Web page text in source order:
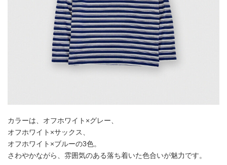
カラーは、オフホワイト×グレー、
オフホワイト×サックス、
オフホワイト×ブルーの3色。
さわやかながら、雰囲気のある落ち着いた色合いが魅力です。